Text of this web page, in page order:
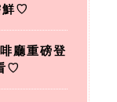
鮮♡
廳重磅登
♡